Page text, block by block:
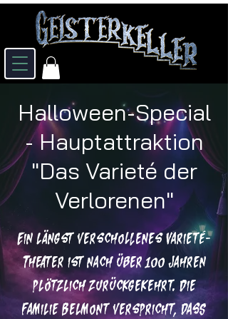
Halloween-Special
- Hauptattraktion
"Das Varieté der
Verlorenen"
Ein längst verschollenes Varieté-
Theater ist nach über 100 Jahren
plötzlich zurückgekehrt. Die
Familie Belmont verspricht, dass